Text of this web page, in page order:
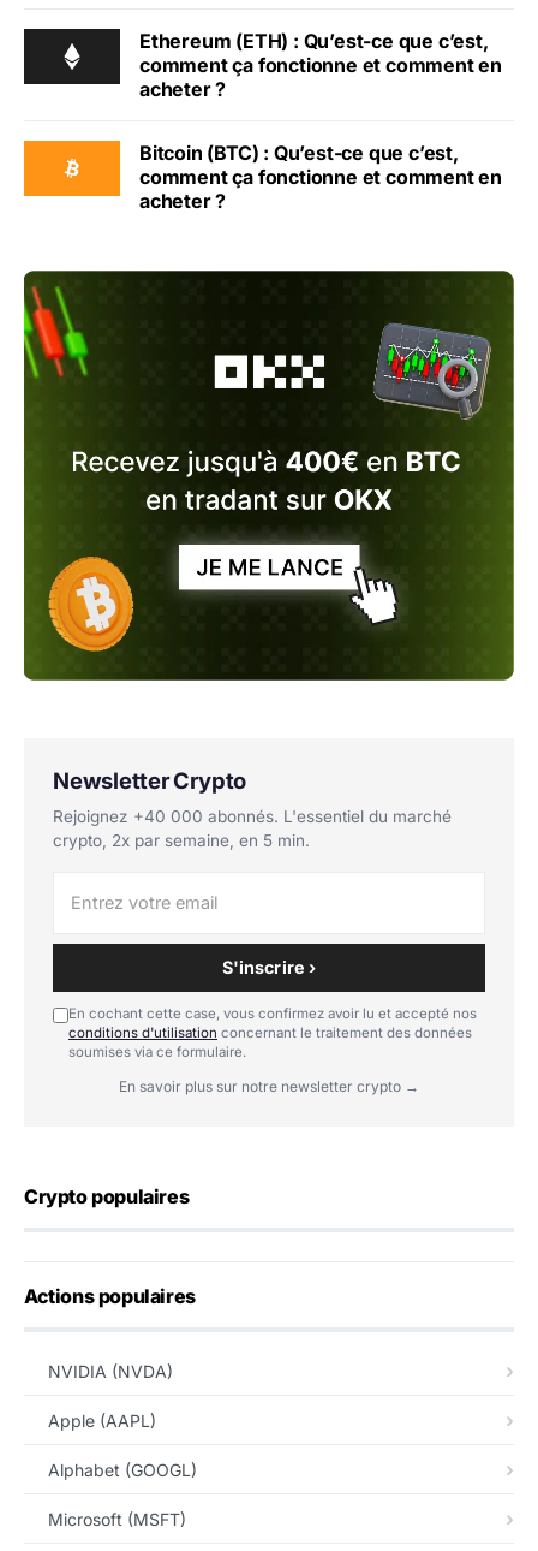
Ethereum (ETH) : Qu’est-ce que c’est,
comment ça fonctionne et comment en
acheter ?
Bitcoin (BTC) : Qu’est-ce que c’est,
comment ça fonctionne et comment en
acheter ?
Newsletter Crypto
Rejoignez +40 000 abonnés. L'essentiel du marché
crypto, 2x par semaine, en 5 min.
S'inscrire ›
En cochant cette case, vous confirmez avoir lu et accepté nos
conditions d'utilisation concernant le traitement des données
soumises via ce formulaire.
En savoir plus sur notre newsletter crypto →
Crypto populaires
Actions populaires
NVIDIA (NVDA)
Apple (AAPL)
Alphabet (GOOGL)
Microsoft (MSFT)